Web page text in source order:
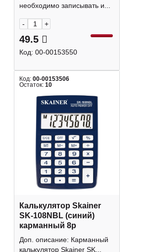
необходимо записывать и...
- +
49.5
Код: 00-00153550
Код: 00-00153506
Остаток: 10
Калькулятор Skainer
SK-108NBL (синий)
карманный 8р
Доп. описание: Карманный
калькулятор Skainer SK...